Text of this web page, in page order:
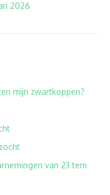
2026
mijn zwartkoppen?
van 23 tem